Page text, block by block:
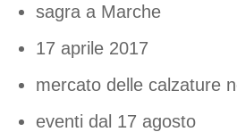
sagra a Marche
17 aprile 2017
mercato delle calzature
eventi dal 17 agosto